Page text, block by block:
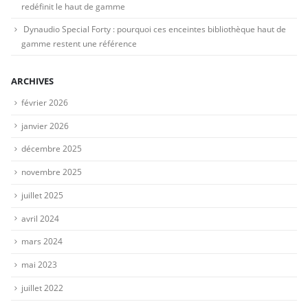
redéfinit le haut de gamme
Dynaudio Special Forty : pourquoi ces enceintes bibliothèque haut de
gamme restent une référence
ARCHIVES
février 2026
janvier 2026
décembre 2025
novembre 2025
juillet 2025
avril 2024
mars 2024
mai 2023
juillet 2022